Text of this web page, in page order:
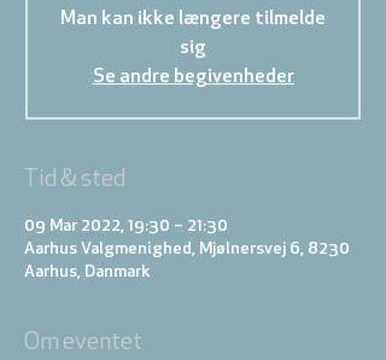
Man kan ikke længere tilmelde
sig
Se andre begivenheder
Tid & sted
09 Mar 2022, 19:30 – 21:30
Aarhus Valgmenighed, Mjølnersvej 6, 8230
Aarhus, Danmark
Om eventet